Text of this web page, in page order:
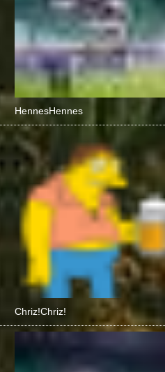
HennesHennes
Chriz!Chriz!